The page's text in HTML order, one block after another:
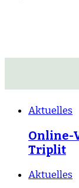
Aktuelles
Online-
Triplit
Aktuelles